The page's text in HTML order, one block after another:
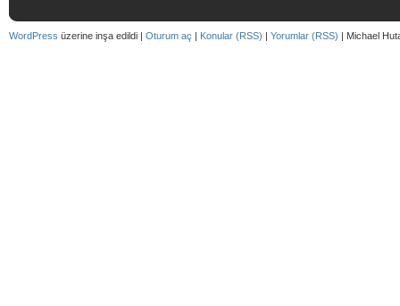
WordPress üzerine inşa edildi | Oturum aç | Konular (RSS) | Yorumlar (RSS) | Michael